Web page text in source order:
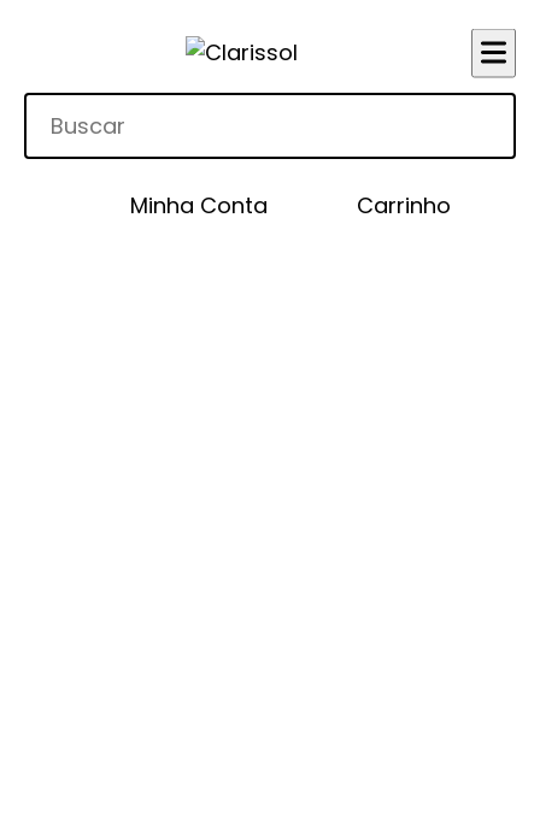
Minha Conta Carrinho